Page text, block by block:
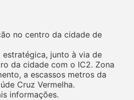
no centro da cidade de
estratégica, junto à via de
da cidade com o IC2. Zona
a escassos metros da
Cruz Vermelha.
informações.